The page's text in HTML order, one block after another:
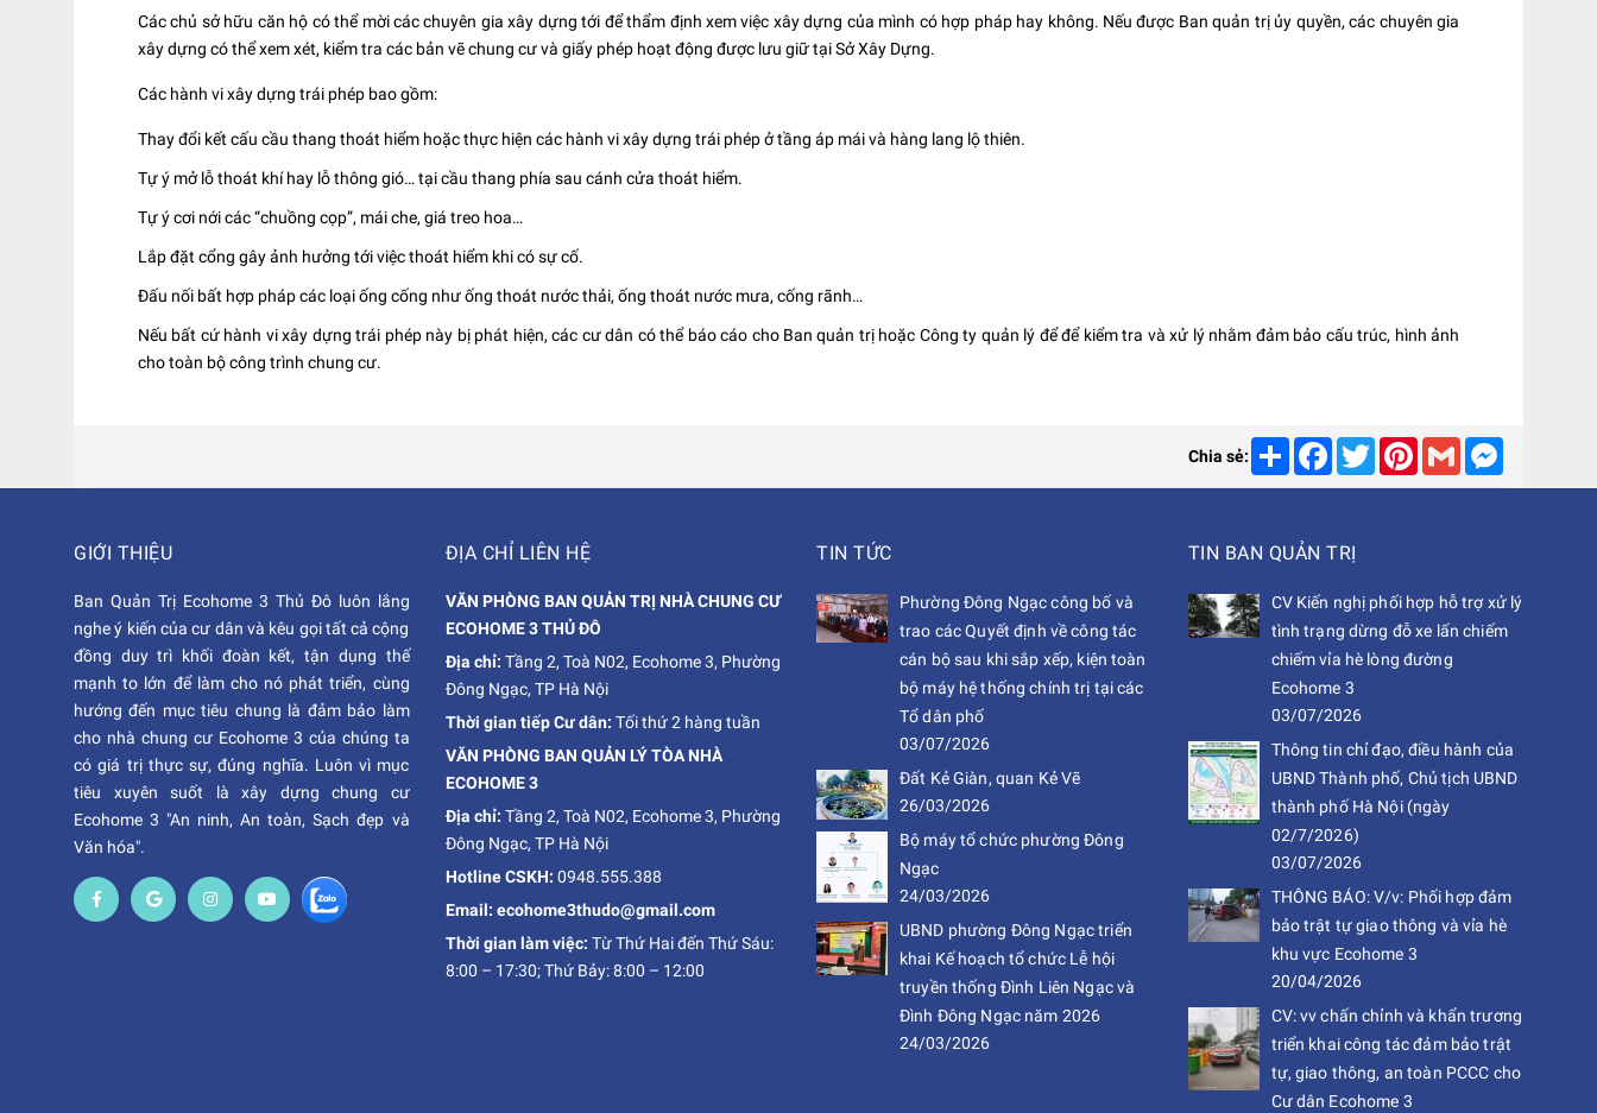
Các chủ sở hữu căn hộ có thể mời các chuyên gia xây dựng tới để thẩm định xem việc xây dựng của mình có hợp pháp hay không. Nếu được Ban quản trị ủy quyền, các chuyên gia
xây dựng có thể xem xét, kiểm tra các bản vẽ chung cư và giấy phép hoạt động được lưu giữ tại Sở Xây Dựng.
Các hành vi xây dựng trái phép bao gồm:
Thay đổi kết cấu cầu thang thoát hiểm hoặc thực hiện các hành vi xây dựng trái phép ở tầng áp mái và hàng lang lộ thiên.
Tự ý mở lỗ thoát khí hay lỗ thông gió… tại cầu thang phía sau cánh cửa thoát hiểm.
Tự ý cơi nới các “chuồng cọp”, mái che, giá treo hoa…
Lắp đặt cổng gây ảnh hưởng tới việc thoát hiểm khi có sự cố.
Đấu nối bất hợp pháp các loại ống cống như ống thoát nước thải, ống thoát nước mưa, cống rãnh…
Nếu bất cứ hành vi xây dựng trái phép này bị phát hiện, các cư dân có thể báo cáo cho Ban quản trị hoặc Công ty quản lý để để kiểm tra và xử lý nhằm đảm bảo cấu trúc, hình ảnh
cho toàn bộ công trình chung cư.
Chia sẻ: Share Facebook
TwitterPinterestGmail
GIỚI THIỆU
Ban Quản Trị Ecohome 3 Thủ Đô luôn lắng
nghe ý kiến của cư dân và kêu gọi tất cả cộng
đồng duy trì khối đoàn kết, tận dụng thế
mạnh to lớn để làm cho nó phát triển, cùng
hướng đến mục tiêu chung là đảm bảo làm
cho nhà chung cư Ecohome 3 của chúng ta
có giá trị thực sự, đúng nghĩa. Luôn vì mục
tiêu xuyên suốt là xây dựng chung cư
Ecohome 3 "An ninh, An toàn, Sạch đẹp và
Văn hóa".
ĐỊA CHỈ LIÊN HỆ
VĂN PHÒNG BAN QUẢN TRỊ NHÀ CHUNG CƯ
ECOHOME 3 THỦ ĐÔ
Địa chỉ: Tầng 2, Toà N02, Ecohome 3, Phường
Đông Ngạc, TP Hà Nội
Thời gian tiếp Cư dân: Tối thứ 2 hàng tuần
VĂN PHÒNG BAN QUẢN LÝ TÒA NHÀ
ECOHOME 3
Địa chỉ: Tầng 2, Toà N02, Ecohome 3, Phường
Đông Ngạc, TP Hà Nội
Hotline CSKH: 0948.555.388
Email: ecohome3thudo@gmail.com
Thời gian làm việc: Từ Thứ Hai đến Thứ Sáu:
8:00 – 17:30; Thứ Bảy: 8:00 – 12:00
TIN TỨC
Phường Đông Ngạc công bố và
trao các Quyết định về công tác
cán bộ sau khi sắp xếp, kiện toàn
bộ máy hệ thống chính trị tại các
Tổ dân phố
03/07/2026
Đất Kẻ Giàn, quan Kẻ Vẽ
26/03/2026
Bộ máy tổ chức phường Đông
Ngạc
24/03/2026
UBND phường Đông Ngạc triển
khai Kế hoạch tổ chức Lễ hội
truyền thống Đình Liên Ngạc và
Đình Đông Ngạc năm 2026
24/03/2026
TIN BAN QUẢN TRỊ
CV Kiến nghị phối hợp hỗ trợ xử lý
tình trạng dừng đỗ xe lấn chiếm
chiếm vỉa hè lòng đường
Ecohome 3
03/07/2026
Thông tin chỉ đạo, điều hành của
UBND Thành phố, Chủ tịch UBND
thành phố Hà Nội (ngày
02/7/2026)
03/07/2026
THÔNG BÁO: V/v: Phối hợp đảm
bảo trật tự giao thông và vỉa hè
khu vực Ecohome 3
20/04/2026
CV: vv chấn chỉnh và khẩn trương
triển khai công tác đảm bảo trật
tự, giao thông, an toàn PCCC cho
Cư dân Ecohome 3